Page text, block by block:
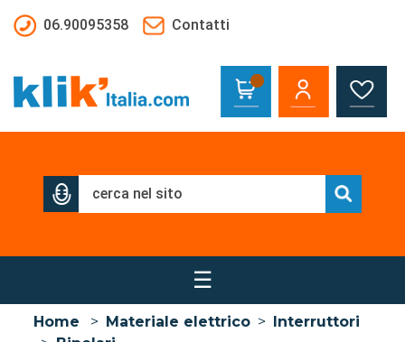
06.90095358
Contatti
☰
Home > Materiale elettrico > Interruttori